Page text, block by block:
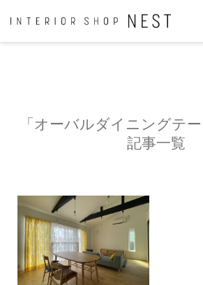
「 オーバルダイニングテ
記事一覧